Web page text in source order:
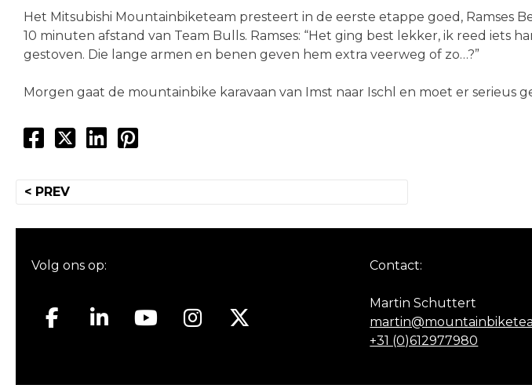
Het Mitsubishi Mountainbiketeam presteert in de eerste etappe goed, Ramses
10 minuten afstand van Team Bulls. Ramses: “Het ging best lekker, ik reed iets
gestoven. Die lange armen en benen geven hem extra veerweg of zo…?”
Morgen gaat de mountainbike karavaan van Imst naar Ischl en moet er serieus
Bericht
< PREV
Volg ons op: Contact:
Martin Schuttert
+31 (0)612977980